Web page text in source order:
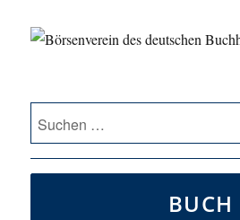
Suche
nach:
BUCH